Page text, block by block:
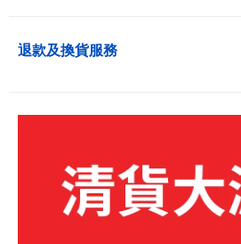
退款及換貨服務